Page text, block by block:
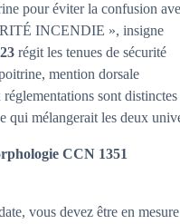
pour éviter la confusion
INCENDIE », insigne
régit les tenues de sécurité
mention dorsale
sont distinctes
qui mélangerait les deux
CCN 1351
vous devez être en